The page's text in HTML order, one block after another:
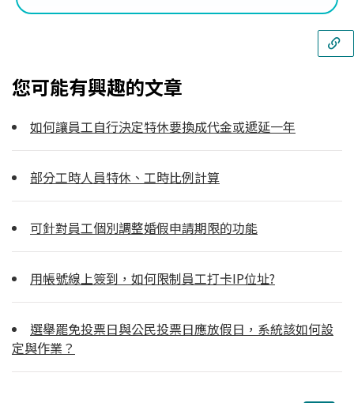
您可能有興趣的文章
如何讓員工自行決定特休要換成代金或遞延一年
部分工時人員特休、工時比例計算
可針對員工個別調整婚假申請期限的功能
用帳號線上簽到，如何限制員工打卡IP位址?
選舉罷免投票日與公民投票日應放假日，系統該如何設
定與作業？